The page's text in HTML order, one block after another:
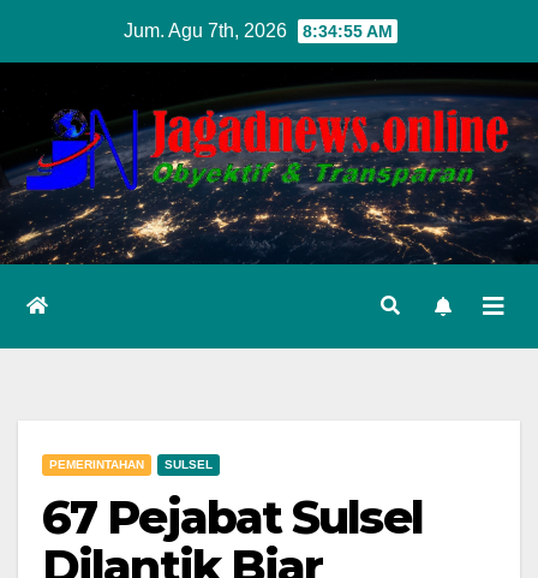
content
Jum. Agu 7th, 2026 8:34:58 AM
PEMERINTAHAN SULSEL
67 Pejabat Sulsel